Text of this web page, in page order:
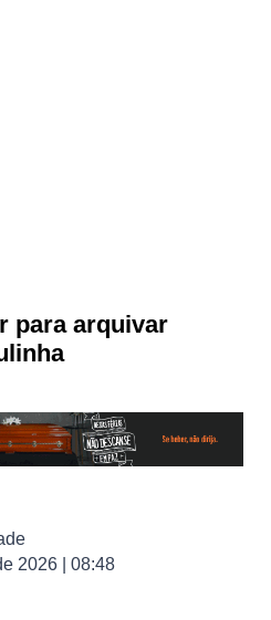
para arquivar
2026 | 08:48